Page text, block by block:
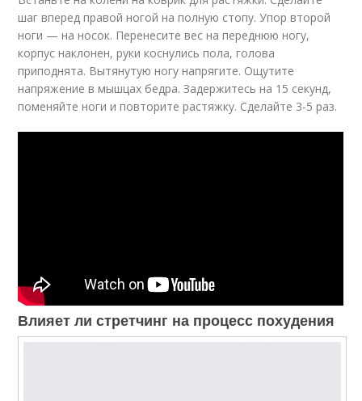
шаг вперед правой ногой на полную стопу. Упор второй
ноги — на носок. Перенесите вес на переднюю ногу,
корпус наклонен, руки коснулись пола, голова
приподнята. Вытянутую ногу напрягите. Ощутите
напряжение в мышцах бедра. Задержитесь на 15 секунд,
поменяйте ноги и повторите растяжку. Сделайте 3-5 раз.
Влияет ли стретчинг на процесс похудения